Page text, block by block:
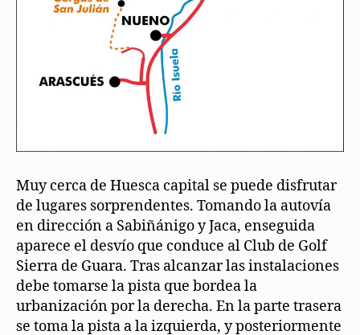
Muy cerca de Huesca capital se puede disfrutar
de lugares sorprendentes. Tomando la autovía
en dirección a Sabiñánigo y Jaca, enseguida
aparece el desvío que conduce al Club de Golf
Sierra de Guara. Tras alcanzar las instalaciones
debe tomarse la pista que bordea la
urbanización por la derecha. En la parte trasera
se toma la pista a la izquierda, y posteriormente